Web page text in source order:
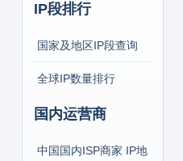
IP段排行
国家及地区IP段查询
全球IP数量排行
国内运营商
中国国内ISP商家 IP地